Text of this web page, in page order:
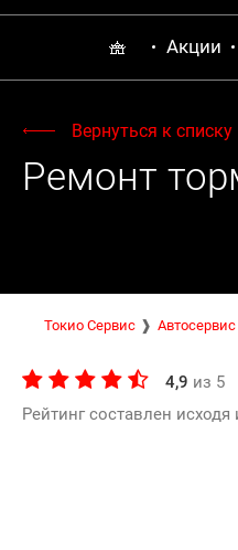
Акции
Вернуться к списку
Ремонт
Токио Сервис Автосервис
4,9 из 5
Рейтинг составлен